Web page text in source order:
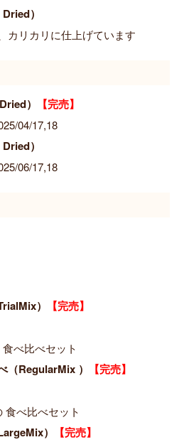
）
カリカリに仕上げています
） 【完売】
04/17,18
）
06/17,18
）
【完売】
べ比べセット
（RegularMix ）
【完売】
食べ比べセット
）
【完売】